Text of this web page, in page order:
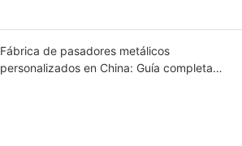
Fábrica de pasadores metálicos
personalizados en China: Guía completa